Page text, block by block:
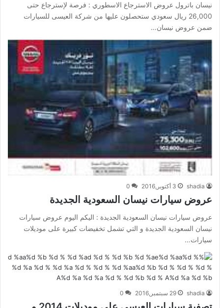
نيسان باترول عروض الاسترجاع الاسطوري : فرصة لإسترجاع حتى
26,000 ريال سعودي ستحصلون عليها من شركة العيسى للسيارات
ضمن عروض نيسان…
shadia 3 أكتوبر,2016 0
عروض سيارات نيسان السعودية الجديدة
عروض سيارات نيسان السعودية الجديدة : اليكم اليوم عروض سيارات
نيسان السعودية الجديدة و التي تشمل تخفيضات كبيرة على موديلات
سيارات…
shadia 29 سبتمبر,2016 0